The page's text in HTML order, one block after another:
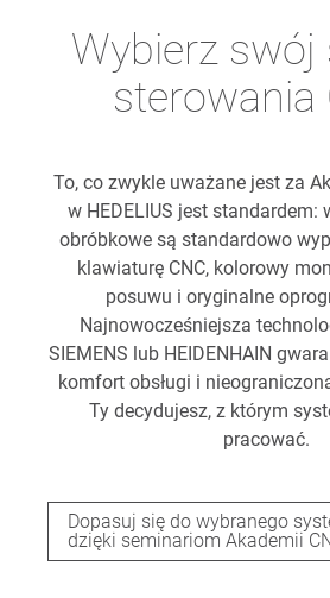
Wybierz swój
sterowania
To, co zwykle uważane jest za
w HEDELIUS jest standardem:
obróbkowe są standardowo
klawiaturę CNC, kolorowy
posuwu i oryginalne
Najnowocześniejsza
SIEMENS lub HEIDENHAIN
komfort obsługi i
Ty decydujesz, z którym
pracować.
Dopasuj się do wybranego
dzięki seminariom Akademii